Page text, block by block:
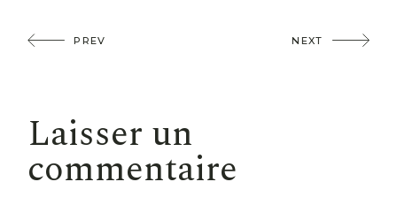
PREV NEXT
Laisser un
commentaire